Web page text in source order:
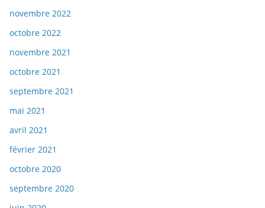
novembre 2022
octobre 2022
novembre 2021
octobre 2021
septembre 2021
mai 2021
avril 2021
février 2021
octobre 2020
septembre 2020